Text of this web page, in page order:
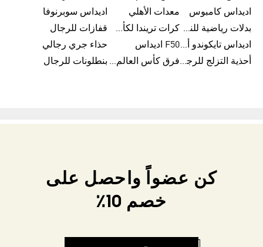
اديداس كامبوس
معدات الأهلي
اديداس سوبرنوفا
بدلات رياضية للنساء
كرات تريندا لكأس العالم FIFA 26™
قفازات للرجال
اديداس تايكوندو أورجنالزF50 اديداس
حذاء جري رجالي
أحذية التزلج للرجال
فرق كأس العالم FIFA 26™ بنطلونات للرجال
كن عضواً واحصل على
خصم 10٪